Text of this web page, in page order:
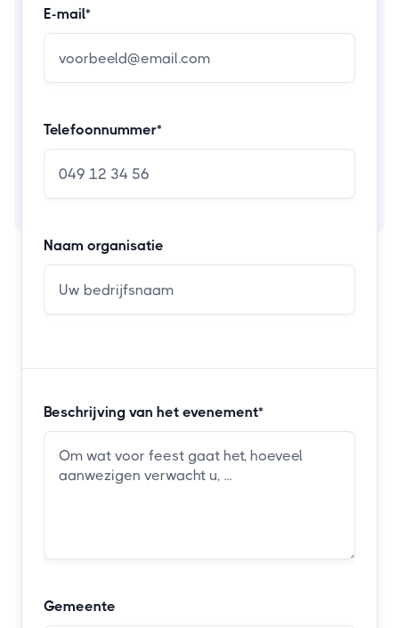
E-mail*
Telefoonnummer*
Naam organisatie
Beschrijving van het evenement*
Gemeente